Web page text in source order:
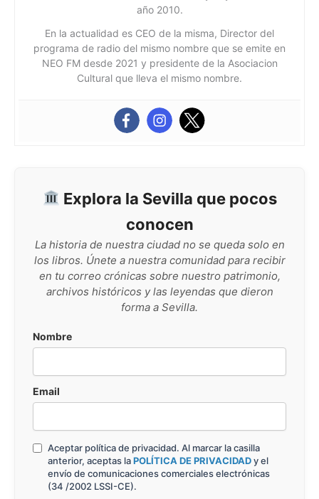
año 2010.
En la actualidad es CEO de la misma, Director del
programa de radio del mismo nombre que se emite en
NEO FM desde 2021 y presidente de la Asociacion
Cultural que lleva el mismo nombre.
Explora la Sevilla que pocos
conocen
La historia de nuestra ciudad no se queda solo en
los libros. Únete a nuestra comunidad para recibir
en tu correo crónicas sobre nuestro patrimonio,
archivos históricos y las leyendas que dieron
forma a Sevilla.
Nombre
Email
Aceptar política de privacidad. Al marcar la casilla
anterior, aceptas laPOLÍTICA DE PRIVACIDADy el
envío de comunicaciones comerciales electrónicas
(34 /2002 LSSI-CE).